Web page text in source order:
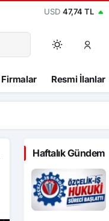
USD 47,74 TL
Firmalar Resmi İlanlar
Haftalık Gündem